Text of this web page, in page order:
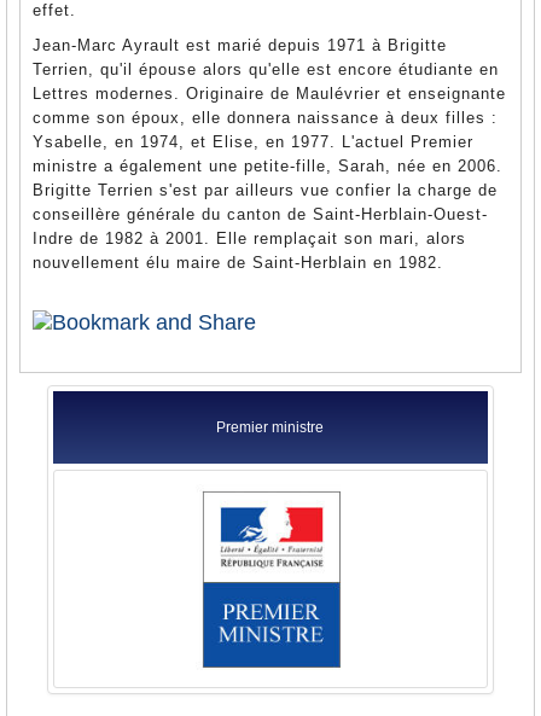
effet.
Jean-Marc Ayrault est marié depuis 1971 à Brigitte
Terrien, qu'il épouse alors qu'elle est encore étudiante en
Lettres modernes. Originaire de Maulévrier et enseignante
comme son époux, elle donnera naissance à deux filles :
Ysabelle, en 1974, et Elise, en 1977. L'actuel Premier
ministre a également une petite-fille, Sarah, née en 2006.
Brigitte Terrien s'est par ailleurs vue confier la charge de
conseillère générale du canton de Saint-Herblain-Ouest-
Indre de 1982 à 2001. Elle remplaçait son mari, alors
nouvellement élu maire de Saint-Herblain en 1982.
Premier ministre